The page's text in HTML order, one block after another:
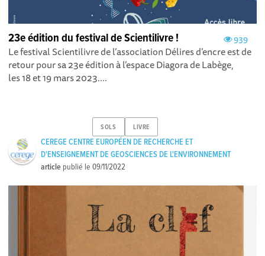
939
23e édition du festival de Scientilivre !
Le festival Scientilivre de l’association Délires d’encre est de
retour pour sa 23e édition à l’espace Diagora de Labège,
les 18 et 19 mars 2023....
SOLS LIVRE
CEREGE CENTRE EUROPÉEN DE RECHERCHE ET
D'ENSEIGNEMENT DE GEOSCIENCES DE L'ENVIRONNEMENT
article publié le09/11/2022